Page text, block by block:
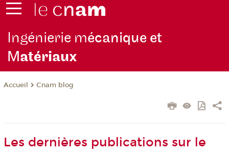
Ingénierie mécanique et
Matériaux
Accueil Cnam blog
Les dernières publications sur le